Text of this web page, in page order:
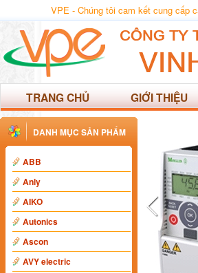
VPE - Chúng tôi cam kết cung cấp
TRANG CHỦ GIỚI THIỆU
DANH MỤC SẢN PHẨM
ABB
Anly
AIKO
Autonics
Ascon
AVY electric